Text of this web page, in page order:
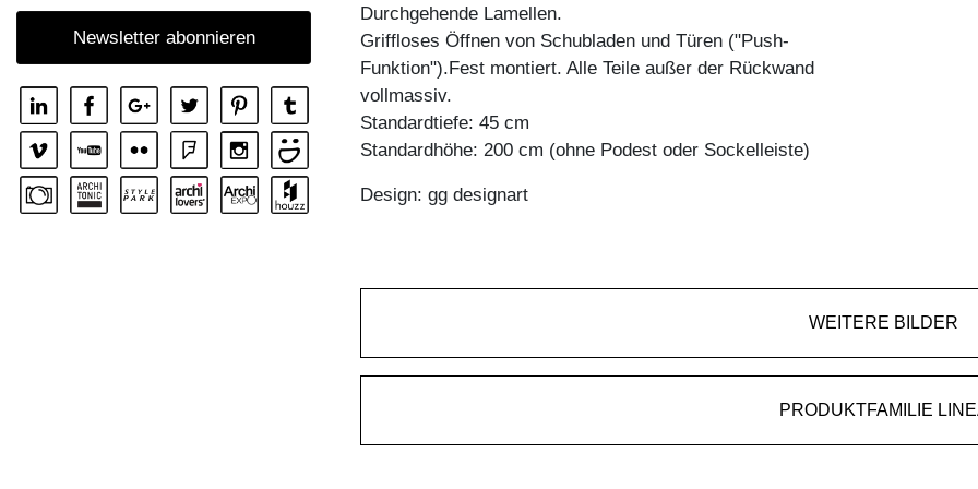
Newsletter abonnieren
Durchgehende Lamellen.
Griffloses Öffnen von Schubladen und Türen ("Push-
Funktion").Fest montiert. Alle Teile außer der Rückwand
vollmassiv.
Standardtiefe: 45 cm
Standardhöhe: 200 cm (ohne Podest oder Sockelleiste)
Design: gg designart
WEITERE BILDER
PRODUKTFAMILIE